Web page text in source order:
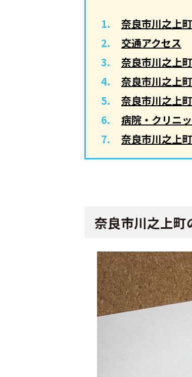
奈良市川之上
交通アクセス
奈良市川之上
奈良市川之上
奈良市川之上
病院・クリニ
奈良市川之上
奈良市川之上町